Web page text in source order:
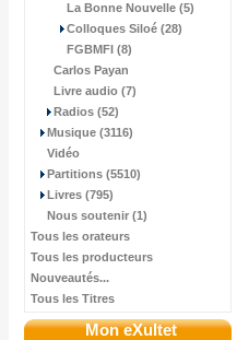
La Bonne Nouvelle (5)
Colloques Siloé (28)
FGBMFI (8)
Carlos Payan
Livre audio (7)
Radios (52)
Musique (3116)
Vidéo
Partitions (5510)
Livres (795)
Nous soutenir (1)
Tous les orateurs
Tous les producteurs
Nouveautés...
Tous les Titres
Mon eXultet